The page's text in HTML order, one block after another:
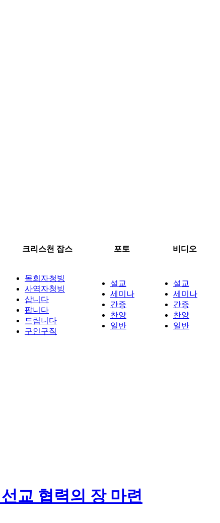
크리스천 잡스 포토 비디오
목회자청빙
사역자청빙
삽니다
팝니다
드립니다
구인구직
설교
세미나
간증
찬양
일반
설교
세미나
간증
찬양
일반
교 협력의 장 마련